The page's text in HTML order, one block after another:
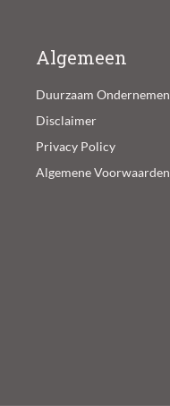
Algemeen
Duurzaam Ondernemen
Disclaimer
Privacy Policy
Algemene Voorwaarden